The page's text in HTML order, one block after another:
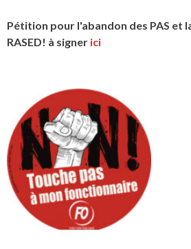
Pétition pour l'abandon des PAS et
RASED! à signer ici